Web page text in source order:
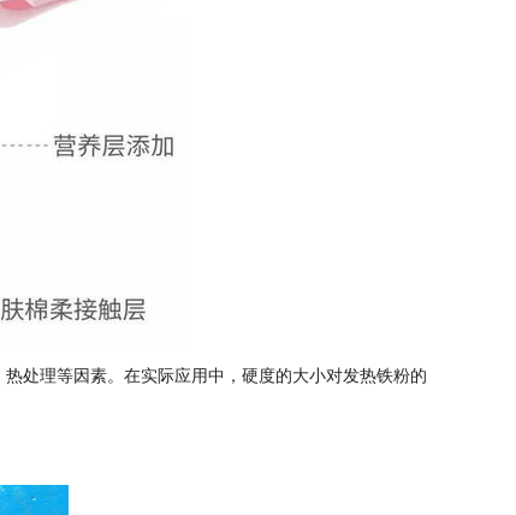
处理等因素。在实际应用中，硬度的大小对发热铁粉的